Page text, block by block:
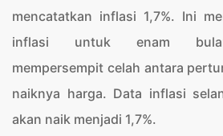
mencatatkan inflasi 1,7%. Ini
inflasi untuk enam
mempersempit celah antara
naiknya harga. Data inflasi
akan naik menjadi 1,7%.